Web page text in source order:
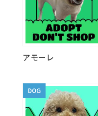
アモーレ
DOG